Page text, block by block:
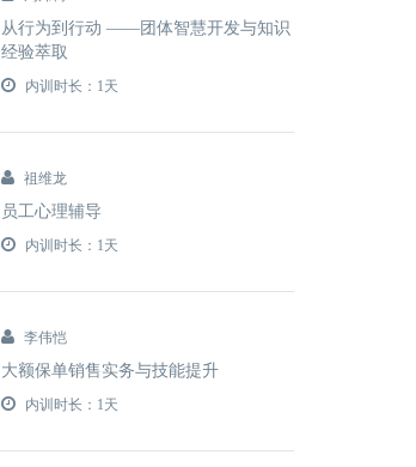
从行为到行动 ——团体智慧开发与知识
经验萃取
内训时长：1天
祖维龙
员工心理辅导
内训时长：1天
李伟恺
大额保单销售实务与技能提升
内训时长：1天